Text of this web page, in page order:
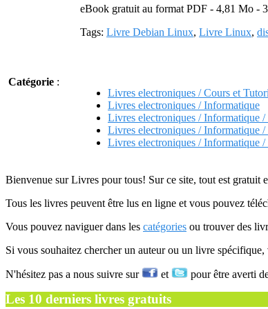
eBook gratuit au format PDF - 4,81 Mo -
Tags: Livre Debian Linux, Livre Linux,
Catégorie :
Livres electroniques / Cours et
Livres electroniques / Informatique
Livres electroniques / Informatique /
Livres electroniques / Informatique
Livres electroniques / Informatique
Bienvenue sur Livres pour tous! Sur ce site, tout est gratuit
Tous les livres peuvent être lus en ligne et vous pouvez
Vous pouvez naviguer dans les catégories ou trouver des
Si vous souhaitez chercher un auteur ou un livre
N'hésitez pas a nous suivre sur et pour être averti
Les 10 derniers livres gratuits